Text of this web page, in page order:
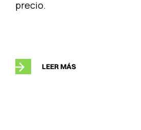
precio.
LEER MÁS